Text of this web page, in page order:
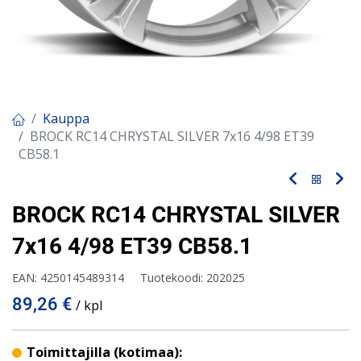
Kauppa
BROCK RC14 CHRYSTAL SILVER 7x16 4/98 ET39
CB58.1
BROCK RC14 CHRYSTAL SILVER
7x16 4/98 ET39 CB58.1
EAN: 4250145489314 Tuotekoodi: 202025
89,26 € / kpl
Toimittajilla (kotimaa):